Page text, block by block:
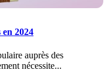
2024
auprès des
nécessite...